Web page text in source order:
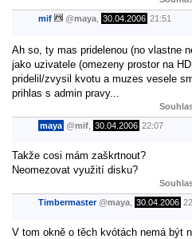
mif @maya 30.04.2006 21:51
Ah so, ty mas pridelenou (no vlastne
jako uzivatele (omezeny prostor na
pridelil/zvysil kvotu a muzes vesele
prihlas s admin pravy...
maya @mif 30.04.2006 22:07
Takže cosi mám zaškrtnout?
Neomezovat využití disku?
Timbermaster @maya 30.04.2006
V tom okně o těch kvótách nemá být